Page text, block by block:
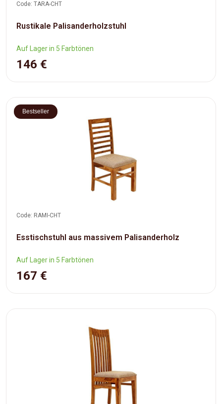
Code: TARA-CHT
Rustikale Palisanderholzstuhl
Auf Lager in 5 Farbtönen
146 €
Bestseller
Code: RAMI-CHT
Esstischstuhl aus massivem Palisanderholz
Auf Lager in 5 Farbtönen
167 €